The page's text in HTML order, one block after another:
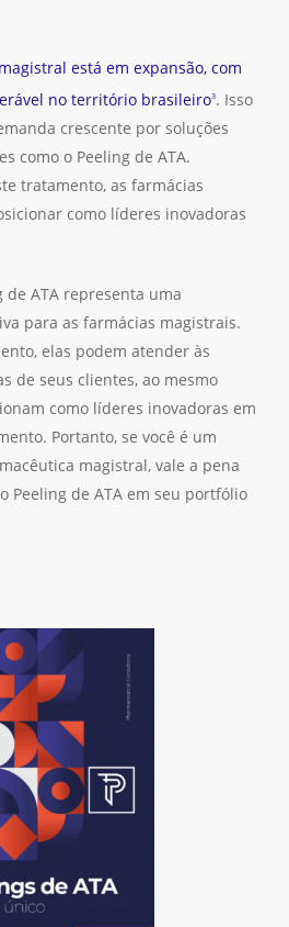
está em expansão, com
no território brasileiro3. Isso
crescente por soluções
como o Peeling de ATA.
tratamento, as farmácias
como líderes inovadoras
de ATA representa uma
para as farmácias magistrais.
elas podem atender às
de seus clientes, ao mesmo
como líderes inovadoras em
Portanto, se você é um
magistral, vale a pena
Peeling de ATA em seu portfólio